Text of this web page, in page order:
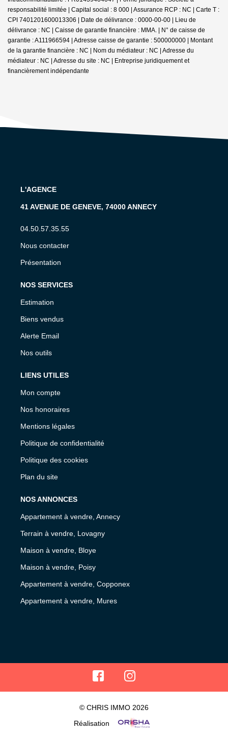
responsabilité limitée | Capital social : 8 000 | Assurance RCP : NC | Carte T :
CPI 7401201600013306 | Date de délivrance : 0000-00-00 | Lieu de
délivrance : NC | Caisse de garantie financière : MMA. | N° de caisse de
garantie : A111966594 | Adresse caisse de garantie : 500000000 | Montant
de la garantie financière : NC | Nom du médiateur : NC | Adresse du
médiateur : NC | Adresse du site : NC | Entreprise juridiquement et
financièrement indépendante
L'AGENCE
41 AVENUE DE GENEVE, 74000 ANNECY
04.50.57.35.55
Nous contacter
Présentation
NOS SERVICES
Estimation
Biens vendus
Alerte Email
Nos outils
LIENS UTILES
Mon compte
Nos honoraires
Mentions légales
Politique de confidentialité
Politique des cookies
Plan du site
NOS ANNONCES
Appartement à vendre, Annecy
Terrain à vendre, Lovagny
Maison à vendre, Bloye
Maison à vendre, Poisy
Appartement à vendre, Copponex
Appartement à vendre, Mures
© CHRIS IMMO 2026
Réalisation